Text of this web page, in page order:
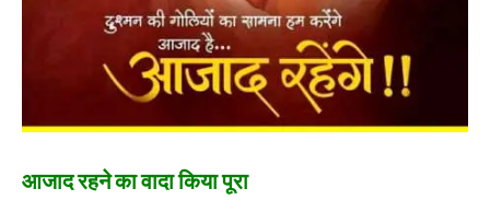
आजाद रहने का वादा किया पूरा